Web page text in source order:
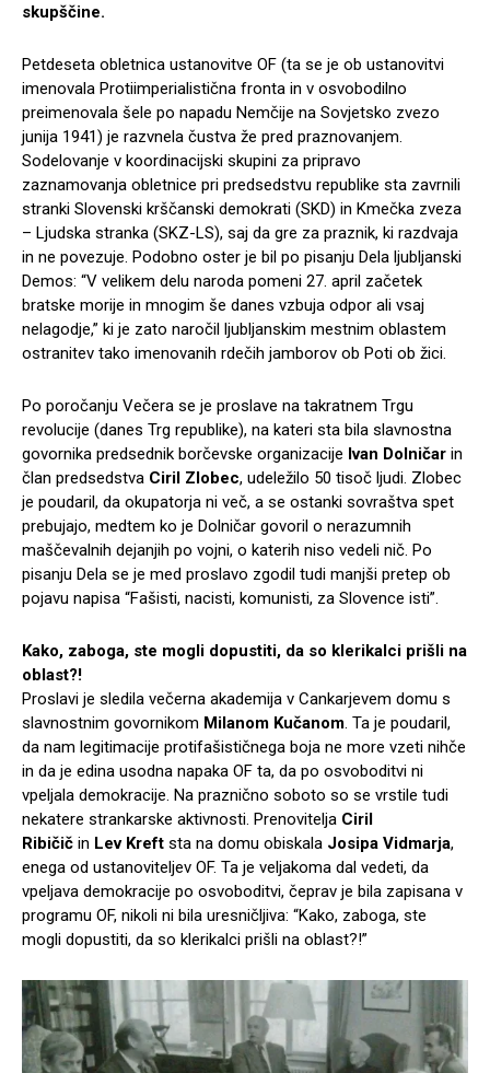
skupščine.
Petdeseta obletnica ustanovitve OF (ta se je ob ustanovitvi
imenovala Protiimperialistična fronta in v osvobodilno
preimenovala šele po napadu Nemčije na Sovjetsko zvezo
junija 1941) je razvnela čustva že pred praznovanjem.
Sodelovanje v koordinacijski skupini za pripravo
zaznamovanja obletnice pri predsedstvu republike sta zavrnili
stranki Slovenski krščanski demokrati (SKD) in Kmečka zveza
– Ljudska stranka (SKZ-LS), saj da gre za praznik, ki razdvaja
in ne povezuje. Podobno oster je bil po pisanju Dela ljubljanski
Demos: “V velikem delu naroda pomeni 27. april začetek
bratske morije in mnogim še danes vzbuja odpor ali vsaj
nelagodje,” ki je zato naročil ljubljanskim mestnim oblastem
ostranitev tako imenovanih rdečih jamborov ob Poti ob žici.
Po poročanju Večera se je proslave na takratnem Trgu
revolucije (danes Trg republike), na kateri sta bila slavnostna
govornika predsednik borčevske organizacije Ivan Dolničar in
član predsedstva Ciril Zlobec, udeležilo 50 tisoč ljudi. Zlobec
je poudaril, da okupatorja ni več, a se ostanki sovraštva spet
prebujajo, medtem ko je Dolničar govoril o nerazumnih
maščevalnih dejanjih po vojni, o katerih niso vedeli nič. Po
pisanju Dela se je med proslavo zgodil tudi manjši pretep ob
pojavu napisa “Fašisti, nacisti, komunisti, za Slovence isti”.
Kako, zaboga, ste mogli dopustiti, da so klerikalci prišli na
oblast?!
Proslavi je sledila večerna akademija v Cankarjevem domu s
slavnostnim govornikom Milanom Kučanom. Ta je poudaril,
da nam legitimacije protifašističnega boja ne more vzeti nihče
in da je edina usodna napaka OF ta, da po osvoboditvi ni
vpeljala demokracije. Na praznično soboto so se vrstile tudi
nekatere strankarske aktivnosti. Prenovitelja Ciril
Ribičič in Lev Kreft sta na domu obiskala Josipa Vidmarja,
enega od ustanoviteljev OF. Ta je veljakoma dal vedeti, da
vpeljava demokracije po osvoboditvi, čeprav je bila zapisana v
programu OF, nikoli ni bila uresničljiva: “Kako, zaboga, ste
mogli dopustiti, da so klerikalci prišli na oblast?!”